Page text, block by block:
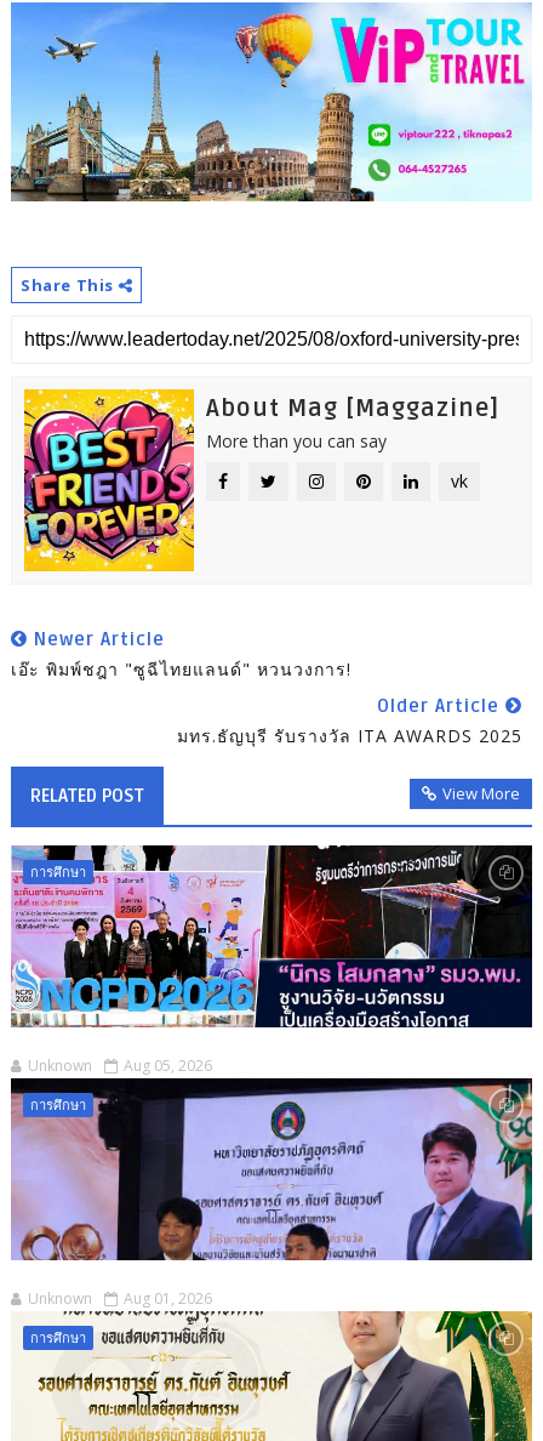
Share This
About Mag [Maggazine]
More than you can say
vk
Newer Article
เอ๊ะ พิมพ์ชฎา "ซูฉีไทยแลนด์" หวนวงการ!
Older Article
มทร.ธัญบุรี รับรางวัล ITA AWARDS 2025
RELATED POST View More
การศึกษา
Unknown Aug 05, 2026
การศึกษา
Unknown Aug 01, 2026
การศึกษา